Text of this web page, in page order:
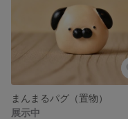
まんまるパグ（置物）
展示中